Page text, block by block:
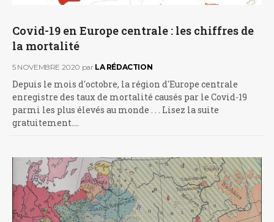
Covid-19 en Europe centrale : les chiffres de
la mortalité
5 NOVEMBRE 2020 par LA RÉDACTION
Depuis le mois d'octobre, la région d'Europe centrale
enregistre des taux de mortalité causés par le Covid-19
parmi les plus élevés au monde . . . Lisez la suite
gratuitement.…